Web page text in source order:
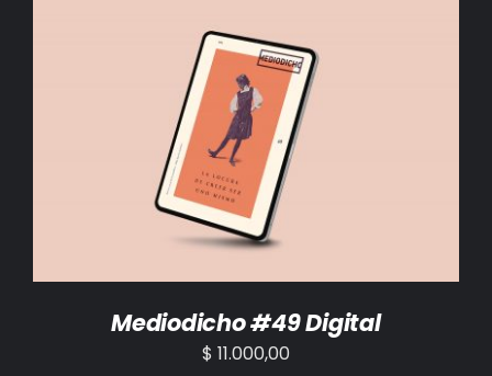
AÑADIR AL CARRITO /
Mediodicho #49 Digital
$ 11.000,00